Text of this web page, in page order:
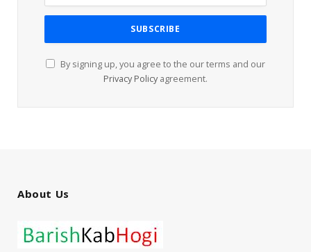
By signing up, you agree to the our terms and our
Privacy Policy agreement.
About Us